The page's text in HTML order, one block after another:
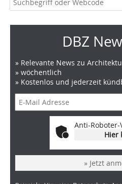
DBZ
» Relevante News zu
» wöchentlich
» Kostenlos und jederzeit
Anti-
Hier
» Jetzt